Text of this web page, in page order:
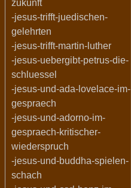
zukunft
-jesus-trifft-juedischen-
gelehrten
-jesus-trifft-martin-luther
-jesus-uebergibt-petrus-die-
schluessel
-jesus-und-ada-lovelace-im-
gespraech
-jesus-und-adorno-im-
gespraech-kritischer-
wiederspruch
-jesus-und-buddha-spielen-
schach